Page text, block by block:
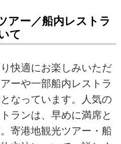
鳥III】「ノリタケの森」と
ぎのヤマザキマザック美術
上で過ごす聖なる飛鳥Ⅲク
月17日(木)出発の紹介をして
。ツアー・旅行のお申込な
アー／船内レストラ
て
快適にお楽しみいただ
ーや一部船内レストラ
なっています。人気の
ランは、早めに満席と
寄港地観光ツアー・船